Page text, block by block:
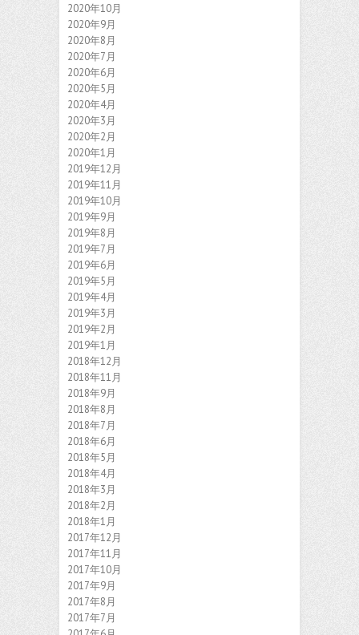
2020年10月
2020年9月
2020年8月
2020年7月
2020年6月
2020年5月
2020年4月
2020年3月
2020年2月
2020年1月
2019年12月
2019年11月
2019年10月
2019年9月
2019年8月
2019年7月
2019年6月
2019年5月
2019年4月
2019年3月
2019年2月
2019年1月
2018年12月
2018年11月
2018年9月
2018年8月
2018年7月
2018年6月
2018年5月
2018年4月
2018年3月
2018年2月
2018年1月
2017年12月
2017年11月
2017年10月
2017年9月
2017年8月
2017年7月